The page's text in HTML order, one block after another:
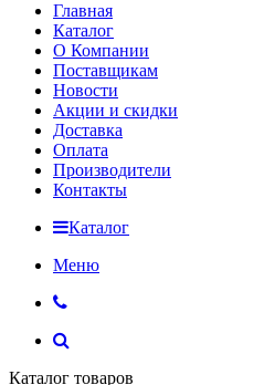
Главная
Каталог
О Компании
Поставщикам
Новости
Акции и скидки
Доставка
Оплата
Производители
Контакты
Каталог
Меню
Каталог товаров